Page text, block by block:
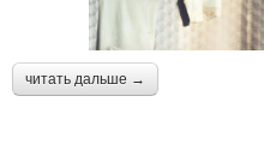
читать дальше →